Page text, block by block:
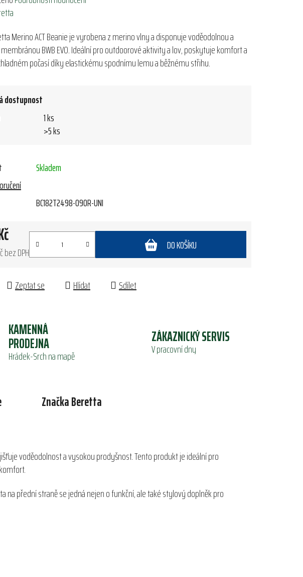
Merino ACT Beanie je vyrobena z merino vlny a disponuje voděodolnou a
BWB EVO. Ideální pro outdoorové aktivity a lov, poskytuje komfort a
počasí díky elastickému spodnímu lemu a běžnému střihu.
dostupnost
1 ks
>5 ks
Skladem
BC182T2498-09OR-UNI
bez DPH
DO KOŠÍKU
Zeptat se Hlídat Sdílet
KAMENNÁ
PRODEJNA
Hrádek-Srch na mapě
ZÁKAZNICKÝ SERVIS
V pracovní dny
ZnačkaBeretta
voděodolnost a vysokou prodyšnost. Tento produkt je ideální pro
přední straně se jedná nejen o funkční, ale také stylový doplněk pro